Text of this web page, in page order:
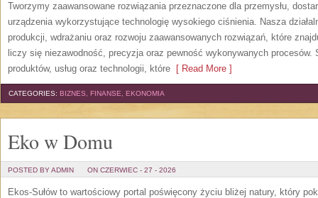
Tworzymy zaawansowane rozwiązania przeznaczone dla przemysłu,
urządzenia wykorzystujące technologię wysokiego ciśnienia. Nasza
produkcji, wdrażaniu oraz rozwoju zaawansowanych rozwiązań, które
liczy się niezawodność, precyzja oraz pewność wykonywanych procesów.
produktów, usług oraz technologii, które [ Read More ]
CATEGORIES: BIZNES, FINANSE, EKONOMIA
Eko w Domu
POSTED BY ADMIN ON CZERWIEC - 27 - 2026
Ekos-Sułów to wartościowy portal poświęcony życiu bliżej natury, który